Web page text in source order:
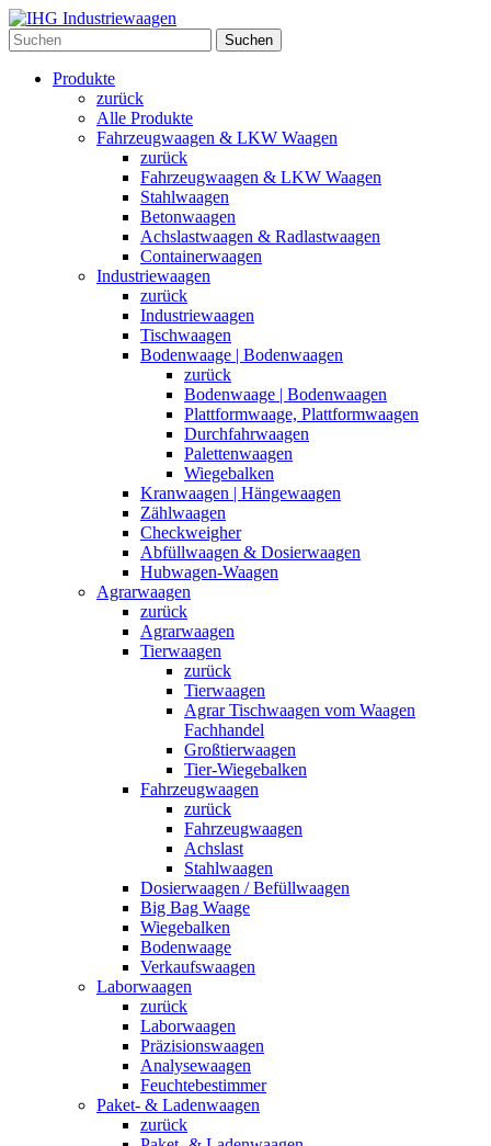
Suchen
Produkte
zurück
Alle Produkte
Fahrzeugwaagen & LKW Waagen
zurück
Fahrzeugwaagen & LKW Waagen
Stahlwaagen
Betonwaagen
Achslastwaagen & Radlastwaagen
Containerwaagen
Industriewaagen
zurück
Industriewaagen
Tischwaagen
Bodenwaage | Bodenwaagen
zurück
Bodenwaage | Bodenwaagen
Plattformwaage, Plattformwaagen
Durchfahrwaagen
Palettenwaagen
Wiegebalken
Kranwaagen | Hängewaagen
Zählwaagen
Checkweigher
Abfüllwaagen & Dosierwaagen
Hubwagen-Waagen
Agrarwaagen
zurück
Agrarwaagen
Tierwaagen
zurück
Tierwaagen
Agrar Tischwaagen vom Waagen
Fachhandel
Großtierwaagen
Tier-Wiegebalken
Fahrzeugwaagen
zurück
Fahrzeugwaagen
Achslast
Stahlwaagen
Dosierwaagen / Befüllwaagen
Big Bag Waage
Wiegebalken
Bodenwaage
Verkaufswaagen
Laborwaagen
zurück
Laborwaagen
Präzisionswaagen
Analysewaagen
Feuchtebestimmer
Paket- & Ladenwaagen
zurück